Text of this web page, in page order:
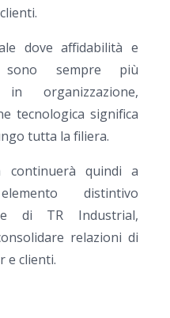
dove affidabilità e
sono sempre più
organizzazione,
tecnologica significa
tutta la filiera.
continuerà quindi a
distintivo
di TR Industrial,
relazioni di
e clienti.